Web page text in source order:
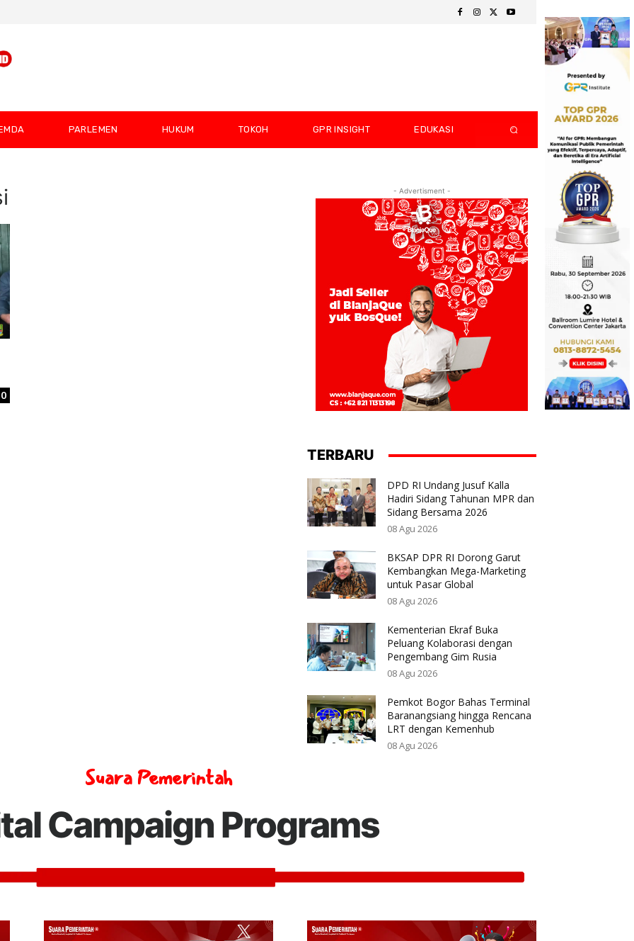
PARLEMEN HUKUM TOKOH GPR INSIGHT EDUKASI
0
- Advertisment -
TERBARU
DPD RI Undang Jusuf Kalla
Hadiri Sidang Tahunan MPR dan
Sidang Bersama 2026
08 Agu 2026
BKSAP DPR RI Dorong Garut
Kembangkan Mega-Marketing
untuk Pasar Global
08 Agu 2026
Kementerian Ekraf Buka
Peluang Kolaborasi dengan
Pengembang Gim Rusia
08 Agu 2026
Pemkot Bogor Bahas Terminal
Baranangsiang hingga Rencana
LRT dengan Kemenhub
08 Agu 2026
Suara Pemerintah
Campaign Programs